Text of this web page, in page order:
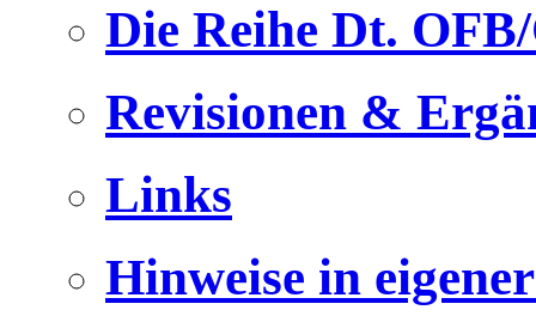
Die Reihe Dt.
Revisionen &
Links
Hinweise in